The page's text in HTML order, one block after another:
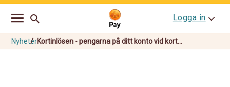
Go
navigation
Skip
Logga in
NyheterKortinlösen - pengarna på ditt konto vid kort...